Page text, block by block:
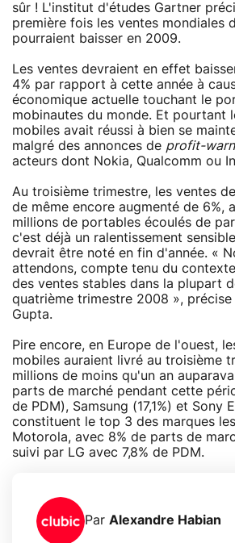
sûr ! L'institut d'études Gartner
première fois les ventes mondiales
pourraient baisser en 2009.
Les ventes devraient en effet
4% par rapport à cette année à
économique actuelle touchant le
mobinautes du monde. Et pourtant
mobiles avait réussi à bien se
malgré des annonces de profit-
acteurs dont Nokia, Qualcomm ou
Au troisième trimestre, les ventes
de même encore augmenté de 6%,
millions de portables écoulés de
c'est déjà un ralentissement
devrait être noté en fin d'année. «
attendons, compte tenu du
des ventes stables dans la plupart
quatrième trimestre 2008 », précise
Gupta.
Pire encore, en Europe de l'ouest,
mobiles auraient livré au troisième
millions de moins qu'un an
parts de marché pendant cette
de PDM), Samsung (17,1%) et Sony
constituent le top 3 des marques
Motorola, avec 8% de parts de
suivi par LG avec 7,8% de PDM.
Par Alexandre Habian